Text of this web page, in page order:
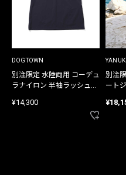
DOGTOWN
別注限定 水陸両用 コーデュ
ラナイロン 半袖ラッシュガ
¥14,300
YANUK
別注
ート